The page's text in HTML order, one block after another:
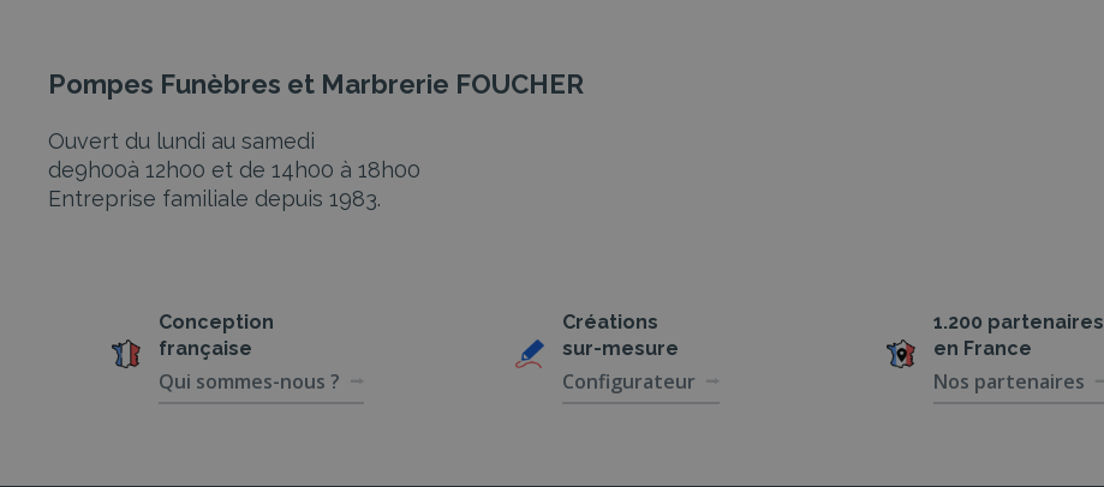
Pompes Funèbres et Marbrerie FOUCHER
Ouvert du lundi au samedi
de9h00à 12h00 et de 14h00 à 18h00
Entreprise familiale depuis 1983.
Conception
française
Qui sommes-nous ?
Créations
sur-mesure
Configurateur
1.200 partenaires
en France
Nos partenaires